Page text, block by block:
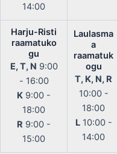
14:00
Harju-Risti
raamatuko
gu
E, T, N 9:00
- 16:00
K 9:00 -
18:00
R 9:00 -
15:00
Laulasma
a
raamatuk
ogu
T, K, N, R
10:00 -
18:00
L10:00 -
14:00